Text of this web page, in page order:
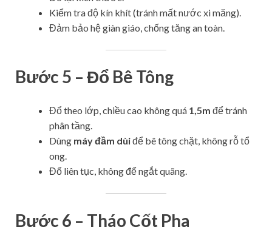
Kiểm tra độ kín khít (tránh mất nước xi măng).
Đảm bảo hệ giàn giáo, chống tăng an toàn.
Bước 5 – Đổ Bê Tông
Đổ theo lớp, chiều cao không quá 1,5m để tránh
phân tầng.
Dùng máy đầm dùiđể bê tông chặt, không rỗ tổ
ong.
Đổ liên tục, không để ngắt quãng.
Bước 6 – Tháo Cốt Pha